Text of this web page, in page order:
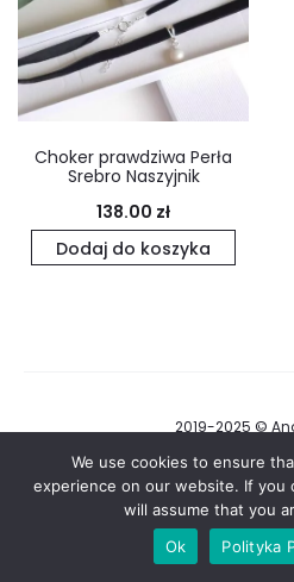
Choker prawdziwa Perła
Srebro Naszyjnik
138.00 zł
Dodaj do koszyka
2019-2025 ©
Regulamin i
F
a
c
We use cookies to ensure
experience on our website. If
will assume that you
Ok
Polityka